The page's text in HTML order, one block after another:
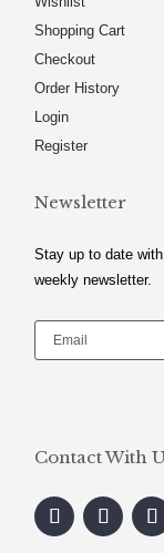
Shopping Cart
Checkout
Order History
Login
Register
Newsletter
Stay up to date
weekly newsletter.
Contact With